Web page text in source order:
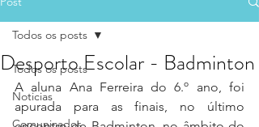
Todos os posts
Noticias
Comunicados
Todos os posts
Desporto Escolar - Badminton
A aluna Ana Ferreira do 6.º ano, foi
apurada para as finais, no último